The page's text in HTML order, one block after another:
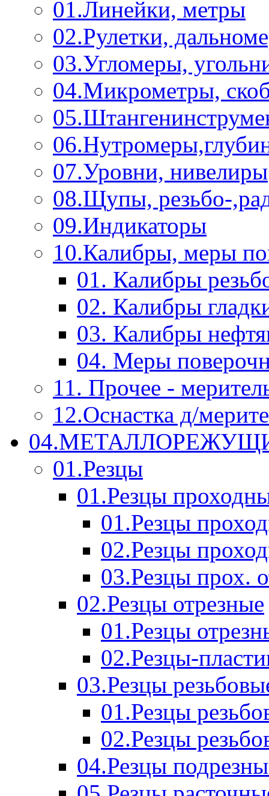
01.Линейки, метры
02.Рулетки,
03.Угломеры,
04.Микрометры,
07.Уровни, нивелиры
08.Щупы, резьбо-
09.Индикаторы
10.Калибры, меры
01. Калибры
02. Калибры
03. Калибры
04. Меры
11. Прочее -
12.Оснастка д/
01.Резцы
01.Резцы
01.Резцы
02.Резцы
03.Резцы прох.
02.Резцы отрезные
01.Резцы
02.Резцы-
03.Резцы
01.Резцы
02.Резцы
04.Резцы